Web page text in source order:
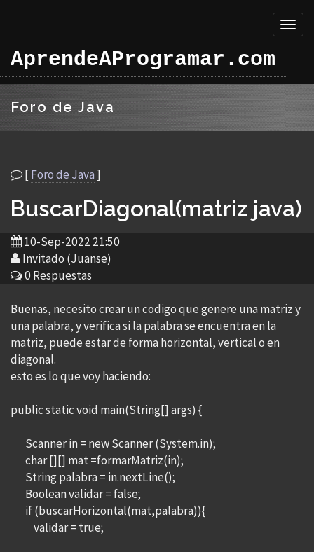
AprendeAProgramar.com
Foro de Java
[Foro de Java]
BuscarDiagonal(matriz java)
10-Sep-2022 21:50
Invitado (Juanse)
0 Respuestas
Buenas, necesito crear un codigo que genere una matriz y
una palabra, y verifica si la palabra se encuentra en la
matriz, puede estar de forma horizontal, vertical o en
diagonal.
esto es lo que voy haciendo:
public static void main(String[] args) {
Scanner in = new Scanner (System.in);
char [][] mat =formarMatriz(in);
String palabra = in.nextLine();
Boolean validar = false;
if (buscarHorizontal(mat,palabra)){
validar = true;